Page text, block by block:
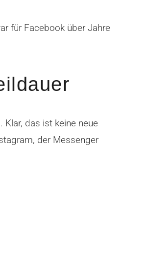
für Facebook über Jahre
das ist keine neue
der Messenger